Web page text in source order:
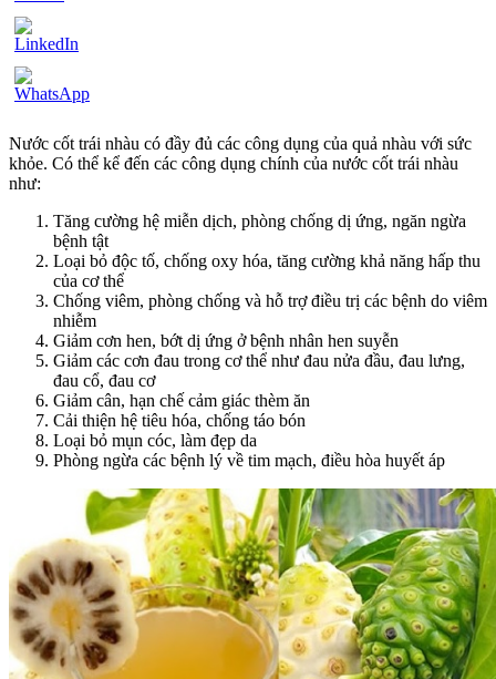
Nước cốt trái nhàu có đầy đủ các công dụng của quả nhàu với sức
khỏe. Có thể kể đến các công dụng chính của nước cốt trái nhàu
như:
Tăng cường hệ miễn dịch, phòng chống dị ứng, ngăn ngừa
bệnh tật
Loại bỏ độc tố, chống oxy hóa, tăng cường khả năng hấp thu
của cơ thể
Chống viêm, phòng chống và hỗ trợ điều trị các bệnh do viêm
nhiễm
Giảm cơn hen, bớt dị ứng ở bệnh nhân hen suyễn
Giảm các cơn đau trong cơ thể như đau nửa đầu, đau lưng,
đau cổ, đau cơ
Giảm cân, hạn chế cảm giác thèm ăn
Cải thiện hệ tiêu hóa, chống táo bón
Loại bỏ mụn cóc, làm đẹp da
Phòng ngừa các bệnh lý về tim mạch, điều hòa huyết áp